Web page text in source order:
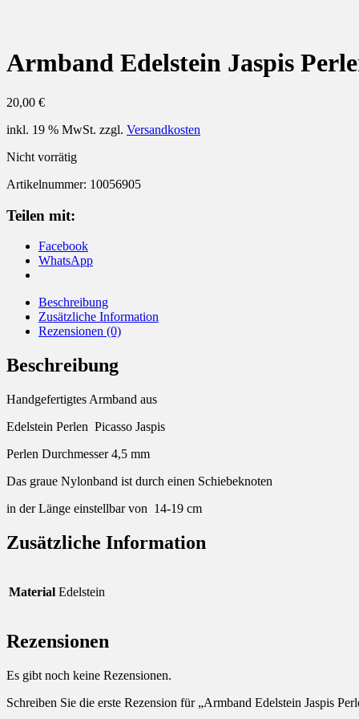
Armband Edelstein Jaspis
20,00 €
inkl. 19 % MwSt. zzgl. Versandkosten
Nicht vorrätig
Artikelnummer: 10056905
Teilen mit:
Facebook
WhatsApp
Beschreibung
Zusätzliche Information
Rezensionen (0)
Beschreibung
Handgefertigtes Armband aus
Edelstein Perlen Picasso Jaspis
Perlen Durchmesser 4,5 mm
Das graue Nylonband ist durch einen Schiebeknoten
in der Länge einstellbar von 14-19 cm
Zusätzliche Information
Material Edelstein
Rezensionen
Es gibt noch keine Rezensionen.
Schreiben Sie die erste Rezension für „Armband Edelstein Jaspis